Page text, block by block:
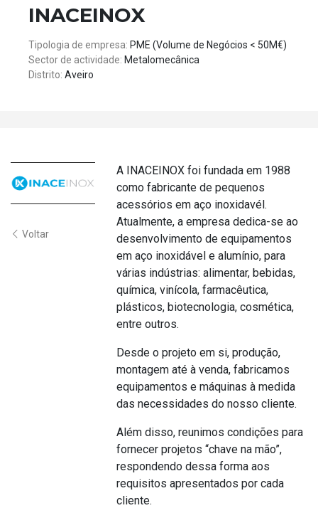
INACEINOX
Tipologia de empresa: PME (Volume de Negócios < 50M€)
Sector de actividade: Metalomecânica
Distrito: Aveiro
Voltar
A INACEINOX foi fundada em 1988
como fabricante de pequenos
acessórios em aço inoxidavél.
Atualmente, a empresa dedica-se ao
desenvolvimento de equipamentos
em aço inoxidável e alumínio, para
várias indústrias: alimentar, bebidas,
química, vinícola, farmacêutica,
plásticos, biotecnologia, cosmética,
entre outros.
Desde o projeto em si, produção,
montagem até à venda, fabricamos
equipamentos e máquinas à medida
das necessidades do nosso cliente.
Além disso, reunimos condições para
fornecer projetos “chave na mão”,
respondendo dessa forma aos
requisitos apresentados por cada
cliente.